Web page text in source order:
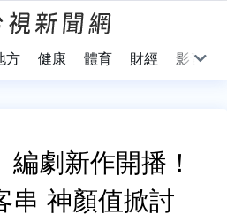
方 健康 體育 財經 影音
編劇新作開播！
串 神顏值掀討